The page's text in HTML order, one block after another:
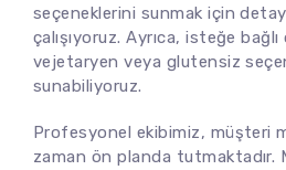
seçeneklerini sunmak için
çalışıyoruz. Ayrıca, isteğe
vejetaryen veya glutensiz
sunabiliyoruz.
Profesyonel ekibimiz, müşteri
zaman ön planda tutmaktadır.